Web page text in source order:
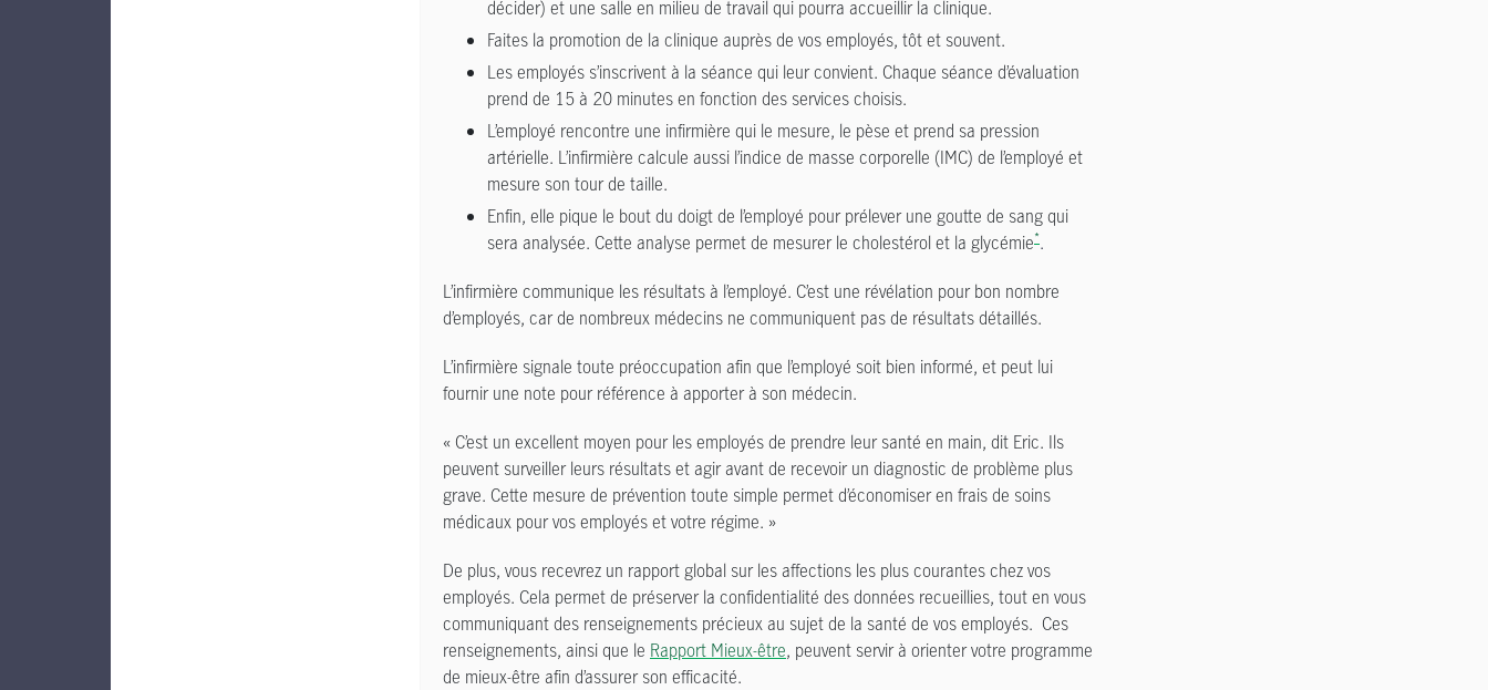
décider) et une salle en milieu de travail qui pourra accueillir la clinique.
Faites la promotion de la clinique auprès de vos employés, tôt et souvent.
Les employés s’inscrivent à la séance qui leur convient. Chaque séance d’évaluation
prend de 15 à 20 minutes en fonction des services choisis.
L’employé rencontre une infirmière qui le mesure, le pèse et prend sa pression
artérielle. L’infirmière calcule aussi l’indice de masse corporelle (IMC) de l’employé et
mesure son tour de taille.
Enfin, elle pique le bout du doigt de l’employé pour prélever une goutte de sang qui
sera analysée. Cette analyse permet de mesurer le cholestérol et la glycémie*.
L’infirmière communique les résultats à l’employé. C’est une révélation pour bon nombre
d’employés, car de nombreux médecins ne communiquent pas de résultats détaillés.
L’infirmière signale toute préoccupation afin que l’employé soit bien informé, et peut lui
fournir une note pour référence à apporter à son médecin.
« C’est un excellent moyen pour les employés de prendre leur santé en main, dit Eric. Ils
peuvent surveiller leurs résultats et agir avant de recevoir un diagnostic de problème plus
grave. Cette mesure de prévention toute simple permet d’économiser en frais de soins
médicaux pour vos employés et votre régime. »
De plus, vous recevrez un rapport global sur les affections les plus courantes chez vos
employés. Cela permet de préserver la confidentialité des données recueillies, tout en vous
communiquant des renseignements précieux au sujet de la santé de vos employés. Ces
renseignements, ainsi que le Rapport Mieux-être, peuvent servir à orienter votre programme
de mieux-être afin d’assurer son efficacité.